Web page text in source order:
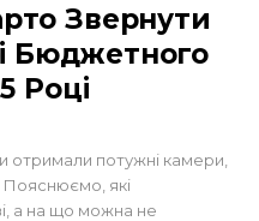
Звернути
Бюджетного
Році
отримали потужні камери,
Пояснюємо, які
а на що можна не